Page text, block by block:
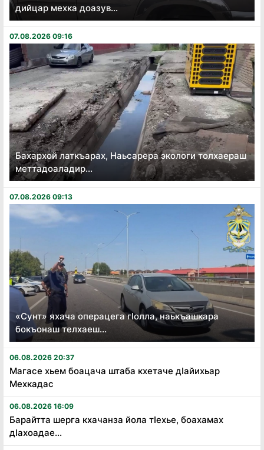
дийцар мехка доазув...
07.08.2026 09:16
Бахархой латкъарах, Наьсарера экологи толхаераш
меттадоаладир...
07.08.2026 09:13
«Сунт» яхача операцега гӏолла, наькъашкара
бокъонаш телхаеш...
06.08.2026 20:37
Магасе хьем боацача штаба кхетаче дӏайихьар
Мехкадас
06.08.2026 16:09
Барайтта шерга кхачанза йола тӏехье, боахамах
дӏахоадае...